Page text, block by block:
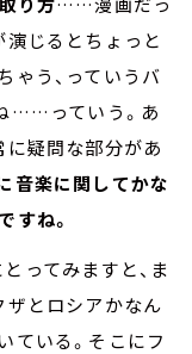
演じるとちょっと
ゃう、っていうバ
……っていう。あ
に疑問な部分があ
音楽に関してかな
すね。
ってみますと、ま
ザとロシアかなん
ている。そこにフ